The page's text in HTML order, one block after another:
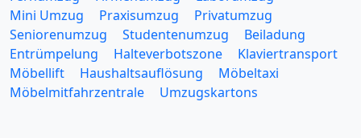
Mini Umzug
Praxisumzug
Privatumzug
Seniorenumzug
Studentenumzug
Beiladung
Entrümpelung
Halteverbotszone
Klaviertransport
Möbellift
Haushaltsauflösung
Möbeltaxi
Möbelmitfahrzentrale
Umzugskartons